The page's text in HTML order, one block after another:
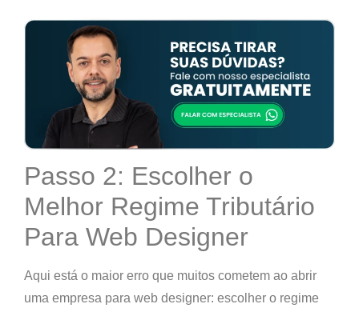
Passo 2: Escolher o
Melhor Regime Tributário
Para Web Designer
Aqui está o maior erro que muitos cometem ao abrir
uma empresa para web designer: escolher o regime